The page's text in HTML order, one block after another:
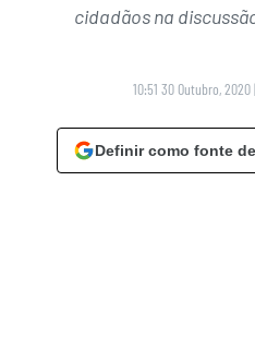
cidadãos na
10:51 30 Outubro, 2020 |
Definir como fonte